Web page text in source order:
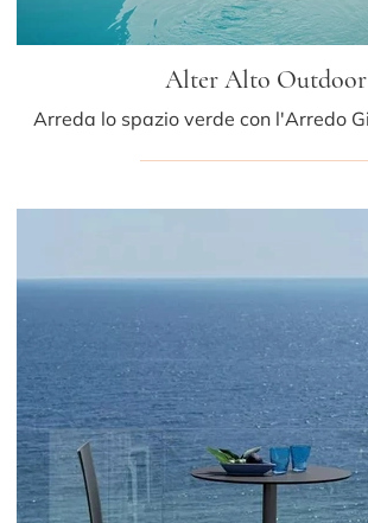
Alter Alto Outdoor